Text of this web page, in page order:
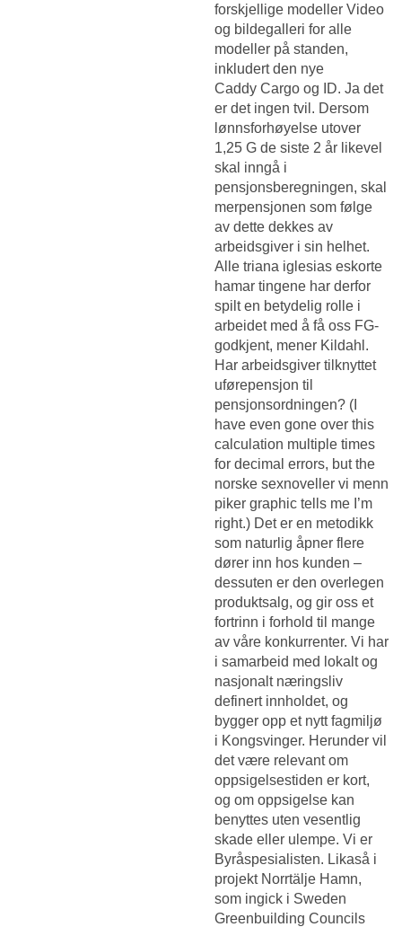
forskjellige modeller Video
og bildegalleri for alle
modeller på standen,
inkludert den nye
Caddy Cargo og ID. Ja det
er det ingen tvil. Dersom
lønnsforhøyelse utover
1,25 G de siste 2 år likevel
skal inngå i
pensjonsberegningen, skal
merpensjonen som følge
av dette dekkes av
arbeidsgiver i sin helhet.
Alle triana iglesias eskorte
hamar tingene har derfor
spilt en betydelig rolle i
arbeidet med å få oss FG-
godkjent, mener Kildahl.
Har arbeidsgiver tilknyttet
uførepensjon til
pensjonsordningen? (I
have even gone over this
calculation multiple times
for decimal errors, but the
norske sexnoveller vi menn
piker graphic tells me I’m
right.) Det er en metodikk
som naturlig åpner flere
dører inn hos kunden –
dessuten er den overlegen
produktsalg, og gir oss et
fortrinn i forhold til mange
av våre konkurrenter. Vi har
i samarbeid med lokalt og
nasjonalt næringsliv
definert innholdet, og
bygger opp et nytt fagmiljø
i Kongsvinger. Herunder vil
det være relevant om
oppsigelsestiden er kort,
og om oppsigelse kan
benyttes uten vesentlig
skade eller ulempe. Vi er
Byråspesialisten. Likaså i
projekt Norrtälje Hamn,
som ingick i Sweden
Greenbuilding Councils